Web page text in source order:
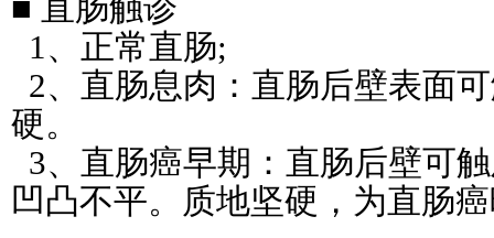
■ 直肠触诊
1、正常直肠;
2、直肠息肉：直肠后壁表面
硬。
3、直肠癌早期：直肠后壁可
凹凸不平。质地坚硬，为直肠